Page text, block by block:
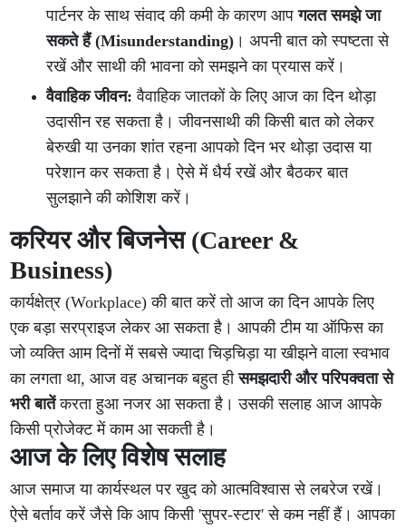
पार्टनर के साथ संवाद की कमी के कारण आपगलत समझे जा
सकते हैं (Misunderstanding) । अपनी बात को स्पष्टता से
रखें और साथी की भावना को समझने का प्रयास करें।
वैवाहिक जीवन: वैवाहिक जातकों के लिए आज का दिन थोड़ा
उदासीन रह सकता है। जीवनसाथी की किसी बात को लेकर
बेरुखी या उनका शांत रहना आपको दिन भर थोड़ा उदास या
परेशान कर सकता है। ऐसे में धैर्य रखें और बैठकर बात
सुलझाने की कोशिश करें।
करियर और बिजनेस (Career &
Business)
कार्यक्षेत्र (Workplace) की बात करें तो आज का दिन आपके लिए
एक बड़ा सरप्राइज लेकर आ सकता है। आपकी टीम या ऑफिस का
जो व्यक्ति आम दिनों में सबसे ज्यादा चिड़चिड़ा या खीझने वाला स्वभाव
का लगता था, आज वह अचानक बहुत हीसमझदारी और परिपक्वता से
भरी बातेंकरता हुआ नजर आ सकता है। उसकी सलाह आज आपके
किसी प्रोजेक्ट में काम आ सकती है।
आज के लिए विशेष सलाह
आज समाज या कार्यस्थल पर खुद को आत्मविश्वास से लबरेज रखें।
ऐसे बर्ताव करें जैसे कि आप किसी 'सुपर-स्टार' से कम नहीं हैं। आपका